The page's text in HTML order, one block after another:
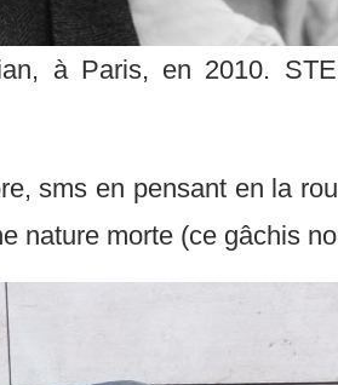
à Paris, en 2010.
sms en pensant en la
nature morte (ce gâchis